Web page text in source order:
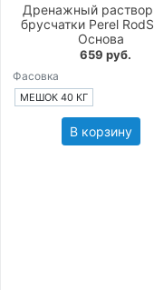
Дренажный
брусчатки Perel
Основа
659 руб.
Фасовка
МЕШОК 40 КГ
В корзину